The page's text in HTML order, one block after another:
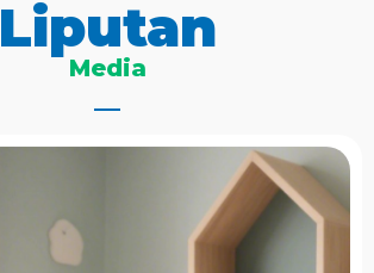
Liputan
Media